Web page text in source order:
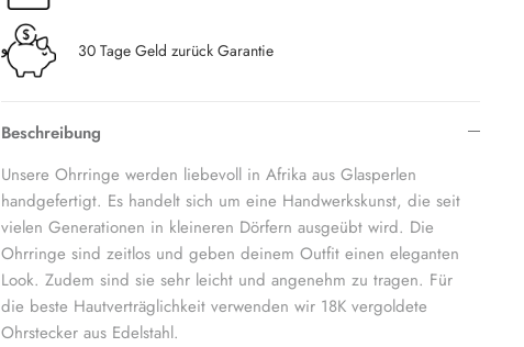
30 Tage Geld zurück Garantie
Beschreibung
Unsere Ohrringe werden liebevoll in Afrika aus Glasperlen
handgefertigt. Es handelt sich um eine Handwerkskunst, die seit
vielen Generationen in kleineren Dörfern ausgeübt wird. Die
Ohrringe sind zeitlos und geben deinem Outfit einen eleganten
Look. Zudem sind sie sehr leicht und angenehm zu tragen. Für
die beste Hautverträglichkeit verwenden wir 18K vergoldete
Ohrstecker aus Edelstahl.